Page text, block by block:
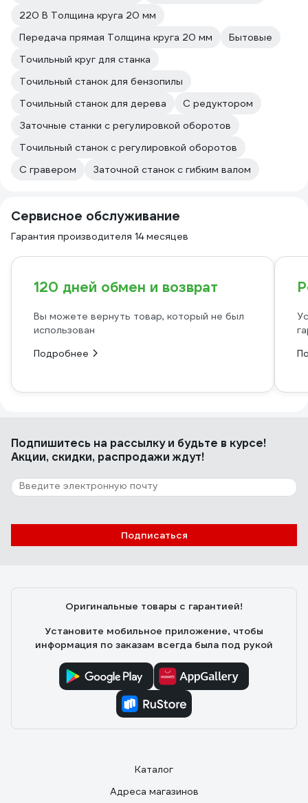
220 В Толщина круга 20 мм
Передача прямая Толщина круга 20 мм
Бытовые
Точильный круг для станка
Точильный станок для бензопилы
Точильный станок для дерева
С редуктором
Заточные станки с регулировкой оборотов
Точильный станок с регулировкой оборотов
С гравером
Заточной станок с гибким валом
Сервисное обслуживание
Гарантия производителя 14 месяцев
120 дней обмен и возврат
Вы можете вернуть товар, который не был
использован
Подробнее
Подпишитесь на рассылкуи будьте в курсе!
Акции, скидки, распродажи ждут!
Подписаться
Оригинальные товары с гарантией!
Установите мобильное приложение, чтобы
информация по заказам всегда была под рукой
Каталог
Адреса магазинов